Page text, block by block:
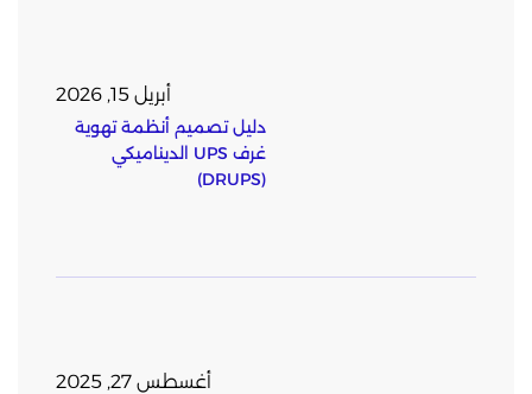
أبريل 15, 2026
دليل تصميم أنظمة تهوية
غرف UPS الديناميكي
(DRUPS)
أغسطس 27, 2025